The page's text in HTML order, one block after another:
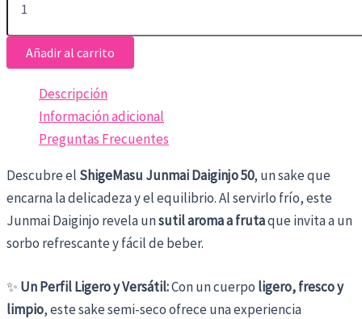
Añadir al carrito
Descripción
Información adicional
Preguntas Frecuentes
Descubre el ShigeMasu Junmai Daiginjo 50, un sake que
encarna la delicadeza y el equilibrio. Al servirlo frío, este
Junmai Daiginjo revela unsutil aroma a frutaque invita a un
sorbo refrescante y fácil de beber.
✨ Un Perfil Ligero y Versátil:Con un cuerpo ligero, fresco y
limpio, este sake semi-seco ofrece una experiencia